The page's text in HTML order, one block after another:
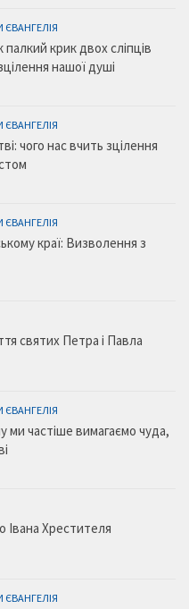
крик двох сліпців
нашої душі
чого нас вчить зцілення
краї: Визволення з
святих Петра і Павла
ми частіше вимагаємо чуда,
Івана Хрестителя